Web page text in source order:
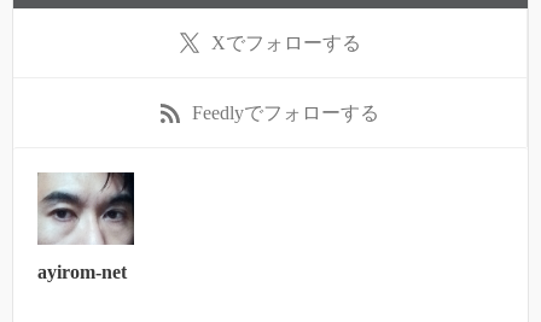
Xでフォローする
Feedlyでフォローする
ayirom-net